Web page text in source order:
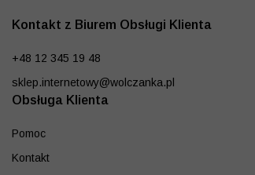
Kontakt z Biurem Obsługi Klienta
+48 12 345 19 48
sklep.internetowy@wolczanka.pl
Obsługa Klienta
Pomoc
Kontakt